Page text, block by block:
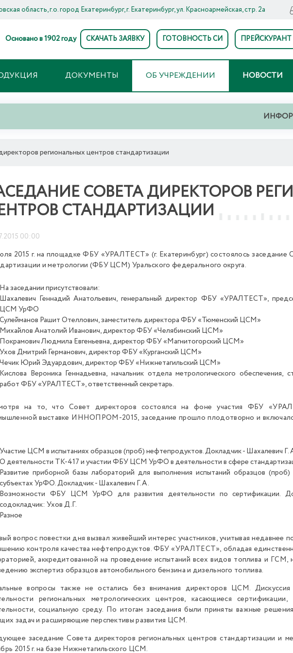
область, г.о. город Екатеринбург, г. Екатеринбург, ул. Красноармейская, стр. 2а
Основано в 1902 году СКАЧАТЬ ЗАЯВКУ ГОТОВНОСТЬ СИ ПРЕЙСКУРАНТ
ДОКУМЕНТЫ ОБ УЧРЕЖДЕНИИ НОВОСТИ
региональных центров стандартизации
СОВЕТА ДИРЕКТОРОВ
СТАНДАРТИЗАЦИИ
00:00
2015 г. на площадке ФБУ «УРАЛТЕСТ» (г. Екатеринбург) состоялось заседание
и метрологии (ФБУ ЦСМ) Уральского федерального округа.
На заседании присутствовали:
Шахалевич Геннадий Анатольевич, генеральный директор ФБУ «УРАЛТЕСТ»,
ЦСМ УрФО
Сулейманов Рашит Отеллович, заместитель директора ФБУ «Тюменский ЦСМ»
Михайлов Анатолий Иванович, директор ФБУ «Челябинский ЦСМ»
Покрамович Людмила Евгеньевна, директор ФБУ «Магнитогорский ЦСМ»
Ухов Дмитрий Германович, директор ФБУ «Курганский ЦСМ»
Чечик Юрий Эдуардович, директор ФБУ «Нижнетагильский ЦСМ»
Кислова Вероника Геннадьевна, начальник отдела метрологического обеспечения,
работ ФБУ «УРАЛТЕСТ», ответственный секретарь.
на то, что Совет директоров состоялся на фоне участия ФБУ
выставке ИННОПРОМ-2015, заседание прошло плодотворно и
Участие ЦСМ в испытаниях образцов (проб) нефтепродуктов. Докладчик - Шахалевич Г.
О деятельности ТК-417 и участии ФБУ ЦСМ УрФО в деятельности в сфере
Развитие приборной базы лабораторий для выполнения испытаний образцов
субъектах УрФО. Докладчик - Шахалевич Г.А.
Возможности ФБУ ЦСМ УрФО для развития деятельности по сертификации.
содокладчик: Ухов Д.Г.
Разное
вопрос повестки дня вызвал живейший интерес участников, учитывая недавнее
контроля качества нефтепродуктов. ФБУ «УРАЛТЕСТ», обладая
аккредитованной на проведение испытаний всех видов топлива и
экспертиз образцов автомобильного бензина и дизельного топлива.
вопросы также не остались без внимания директоров ЦСМ. Дискуссия
региональных метрологических центров, касающиеся
социальную среду. По итогам заседания были приняты важные
задач и расширяющие перспективы развития ЦСМ.
заседание Совета директоров региональных центров стандартизации и
2015 г. на базе Нижнетагильского ЦСМ.